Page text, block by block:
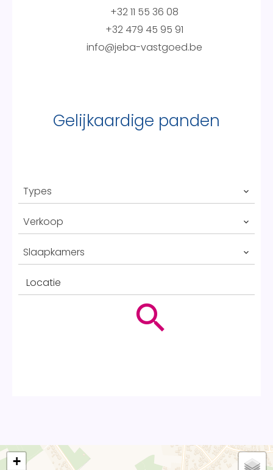
+32 11 55 36 08
+32 479 45 95 91
info@jeba-vastgoed.be
Gelijkaardige panden
Types
Verkoop
Slaapkamers
Locatie
+